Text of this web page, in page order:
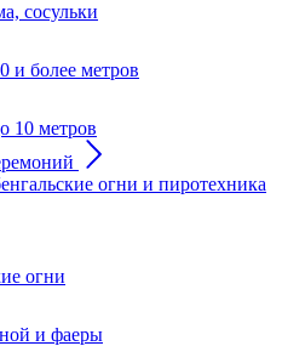
сосульки
и более метров
10 метров
огни и пиротехника
огни
и фаеры